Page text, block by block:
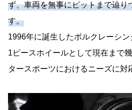
ず、車両を無事にピットまで辿り
す。
1996年に誕生したボルクレーシ
1ピースホイールとして現在まで
タースポーツにおけるニーズに対